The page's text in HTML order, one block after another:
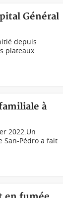
Général
depuis
plateaux
à
2022.Un
San-Pédro a fait